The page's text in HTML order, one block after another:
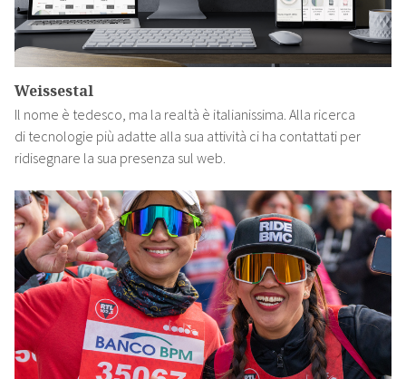
Weissestal
Il nome è tedesco, ma la realtà è italianissima. Alla ricerca
di tecnologie più adatte alla sua attività ci ha contattati per
ridisegnare la sua presenza sul web.